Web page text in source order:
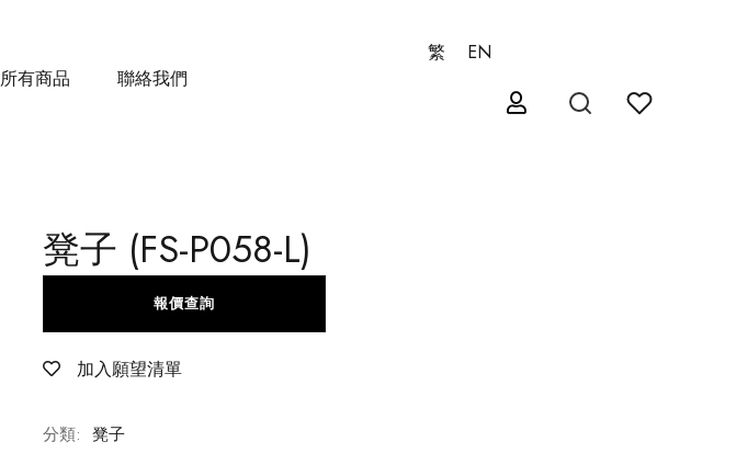
所有商品 聯絡我們
繁 EN
凳子 (FS-P058-L)
加入願望清單
報價查詢
分類: 凳子